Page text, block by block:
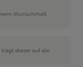
Wunschmaß
trägt dieser auf die